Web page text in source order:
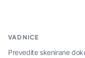
VADNICE
Prevedite skenirane